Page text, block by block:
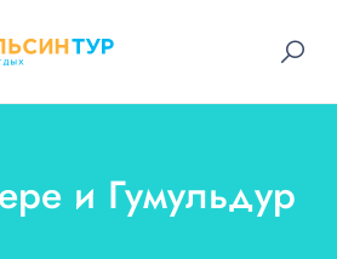
и Гумульдур